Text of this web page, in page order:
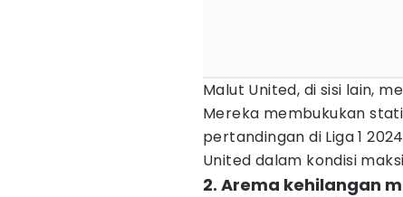
Malut United, di sisi lain,
Mereka membukukan
pertandingan di Liga 1
United dalam kondisi
2. Arema kehilangan